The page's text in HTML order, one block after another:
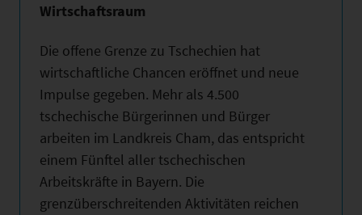
Wirtschaftsraum
Die offene Grenze zu Tschechien hat
wirtschaftliche Chancen eröffnet und neue
Impulse gegeben. Mehr als 4.500
tschechische Bürgerinnen und Bürger
arbeiten im Landkreis Cham, das entspricht
einem Fünftel aller tschechischen
Arbeitskräfte in Bayern. Die
grenzüberschreitenden Aktivitäten reichen